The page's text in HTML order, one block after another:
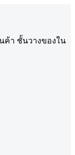
ค้า ชั้นวางของใน